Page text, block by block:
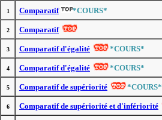
1 Comparatif *COURS*
2 Comparatif
3 Comparatif d'égalité *COURS*
4 Comparatif d'égalité *COURS*
5 Comparatif de supériorité *COURS*
6 Comparatif de supériorité et d'infériorité